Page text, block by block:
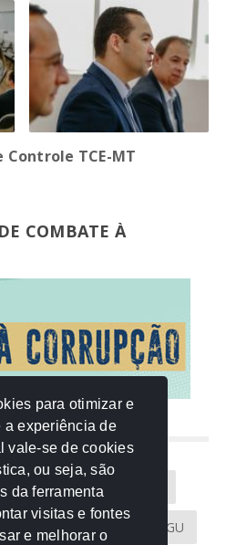
Controle TCE-MT
COMBATE À
AMM
CAU-MT CGU
para otimizar e
a experiência de
vale-se de cookies
ou seja, são
da ferramenta
visitas e fontes
e melhorar o